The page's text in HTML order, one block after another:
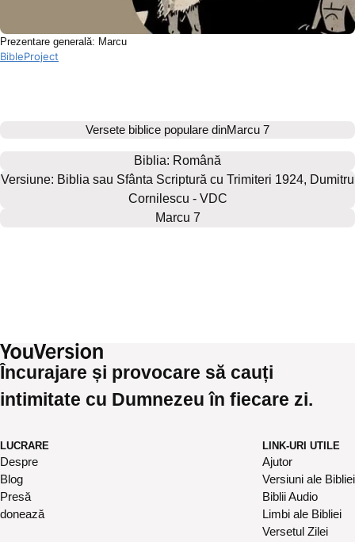
Prezentare generală: Marcu
BibleProject
Versete biblice populare dinMarcu 7
Biblia: Română
Versiune: Biblia sau Sfânta Scriptură cu Trimiteri 1924, Dumitru
Cornilescu - VDC
Marcu 7
Încurajare și provocare să cauți
intimitate cu Dumnezeu în fiecare zi.
LUCRARE
Despre
Blog
Presă
donează
LINK-URI UTILE
Ajutor
Versiuni ale Bibliei
Biblii Audio
Limbi ale Bibliei
Versetul Zilei